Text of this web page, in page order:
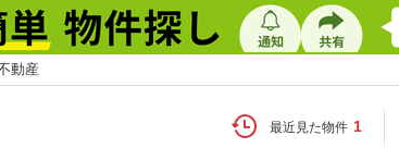
動産
最近見た物件 1